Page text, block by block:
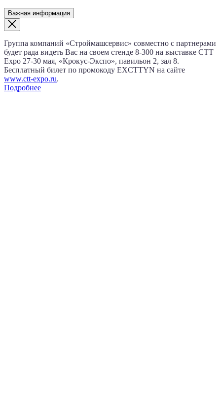
Важная информация
Группа компаний «Строймашсервис» совместно с партнерами
будет рада видеть Вас на своем стенде 8‑300 на выставке CTT
Expo 27‑30 мая, «Крокус‑Экспо», павильон 2, зал 8.
Бесплатный билет по промокоду EXCTTYN на сайте
www.сtt-expo.ru.
Подробнее